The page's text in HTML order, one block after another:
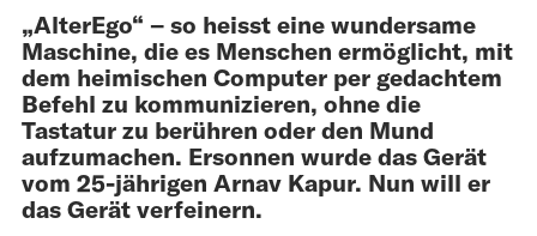
„AlterEgo“ – so heisst eine wundersame
Maschine, die es Menschen ermöglicht, mit
dem heimischen Computer per gedachtem
Befehl zu kommunizieren, ohne die
Tastatur zu berühren oder den Mund
aufzumachen. Ersonnen wurde das Gerät
vom 25-jährigen Arnav Kapur. Nun will er
das Gerät verfeinern.